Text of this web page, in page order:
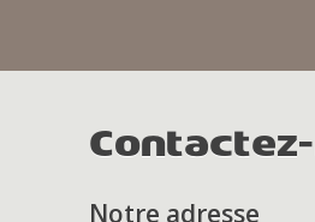
Notre adresse